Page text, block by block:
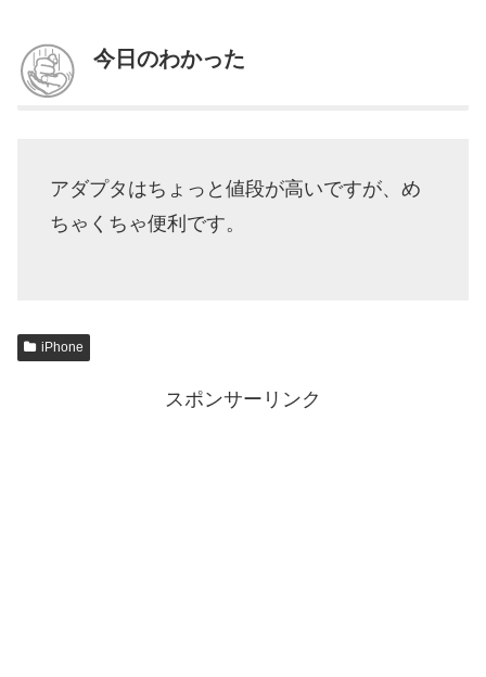
今日のわかった
アダプタはちょっと値段が高いですが、め
ちゃくちゃ便利です。
iPhone
スポンサーリンク